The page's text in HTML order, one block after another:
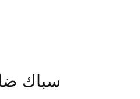
سباك ضاحية